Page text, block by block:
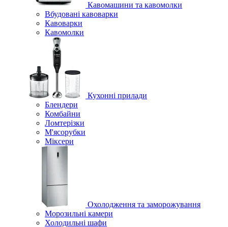
Кавомашини та кавомолки
Вбудовані кавоварки
Кавоварки
Кавомолки
Кухонні прилади
Блендери
Комбайни
Ломтерізки
М'ясорубки
Міксери
Охолодження та заморожування
Морозильні камери
Холодильні шафи